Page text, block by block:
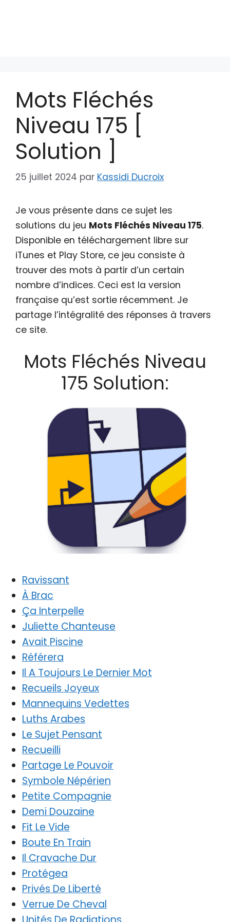
Mots Fléchés
Niveau 175 [
Solution ]
25 juillet 2024 par Kassidi Ducroix
Je vous présente dans ce sujet les
solutions du jeu Mots Fléchés Niveau 175.
Disponible en téléchargement libre sur
iTunes et Play Store, ce jeu consiste à
trouver des mots à partir d’un certain
nombre d’indices. Ceci est la version
française qu’est sortie récemment. Je
partage l’intégralité des réponses à travers
ce site.
Mots Fléchés Niveau
175 Solution:
Ravissant
À Brac
Ça Interpelle
Juliette Chanteuse
Avait Piscine
Référera
Il A Toujours Le Dernier Mot
Recueils Joyeux
Mannequins Vedettes
Luths Arabes
Le Sujet Pensant
Recueilli
Partage Le Pouvoir
Symbole Népérien
Petite Compagnie
Demi Douzaine
Fit Le Vide
Boute En Train
Il Cravache Dur
Protégea
Privés De Liberté
Verrue De Cheval